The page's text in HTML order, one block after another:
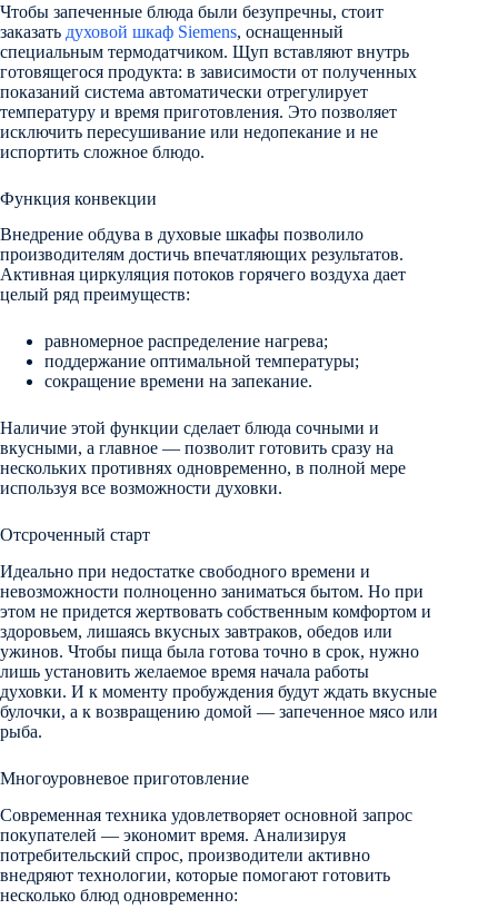
Чтобы запеченные блюда были безупречны, стоит
заказать духовой шкаф Siemens, оснащенный
специальным термодатчиком. Щуп вставляют внутрь
готовящегося продукта: в зависимости от полученных
показаний система автоматически отрегулирует
температуру и время приготовления. Это позволяет
исключить пересушивание или недопекание и не
испортить сложное блюдо.
Функция конвекции
Внедрение обдува в духовые шкафы позволило
производителям достичь впечатляющих результатов.
Активная циркуляция потоков горячего воздуха дает
целый ряд преимуществ:
равномерное распределение нагрева;
поддержание оптимальной температуры;
сокращение времени на запекание.
Наличие этой функции сделает блюда сочными и
вкусными, а главное — позволит готовить сразу на
нескольких противнях одновременно, в полной мере
используя все возможности духовки.
Отсроченный старт
Идеально при недостатке свободного времени и
невозможности полноценно заниматься бытом. Но при
этом не придется жертвовать собственным комфортом и
здоровьем, лишаясь вкусных завтраков, обедов или
ужинов. Чтобы пища была готова точно в срок, нужно
лишь установить желаемое время начала работы
духовки. И к моменту пробуждения будут ждать вкусные
булочки, а к возвращению домой — запеченное мясо или
рыба.
Многоуровневое приготовление
Современная техника удовлетворяет основной запрос
покупателей — экономит время. Анализируя
потребительский спрос, производители активно
внедряют технологии, которые помогают готовить
несколько блюд одновременно: